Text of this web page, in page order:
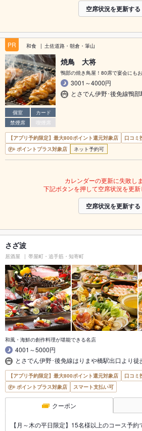
空席状況を更新する
PR 和食 土佐道路・朝倉・筆山
個室
カード
禁煙席
喫煙席
焼鳥 大将
鴨部の焼き鳥屋！80席で宴会にも
3001～4000円
とさでん伊野･後免線鴨
【アプリ予約限定】最大800ポイント還元対象店
口コミ
ポイントプラス対象店
ネット予約可
カレンダーの更新に失敗しま
下記ボタンを押して空席状況を更新
空席状況を更新する
さざ波
居酒屋 帯屋町・追手筋・知寄町
和風・海鮮の創作料理が堪能できる名店
4001～5000円
とさでん伊野･後免線はりまや橋駅出口より
【アプリ予約限定】最大800ポイント還元対象店 口コミ
ポイントプラス対象店
スマート支払い可
クーポン
【月～木の平日限定】15名様以上のコース予